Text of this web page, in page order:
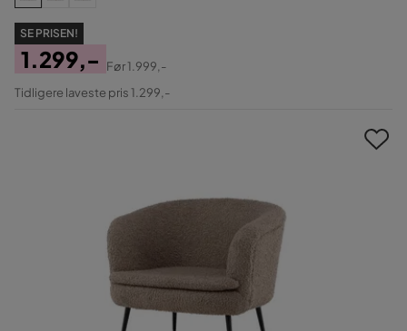
SE PRISEN!
Pris
1.299,-
Original
Før1.999,-
Tidligere laveste pris 1.299,-